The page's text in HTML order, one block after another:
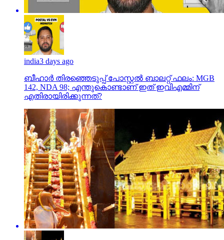
india3 days ago
ബീഹാർ തിരഞ്ഞെടുപ്പ് പോസ്റ്റൽ ബാലറ്റ് ഫലം: MGB
142, NDA 98; എന്തുകൊണ്ടാണ് ഇത് ഇവിഎമ്മിന്
എതിരായിരിക്കുന്നത്?